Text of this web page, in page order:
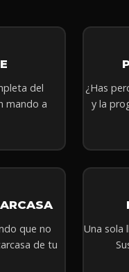
del
mando a
¿Has
y la
que no
de tu
Una sola